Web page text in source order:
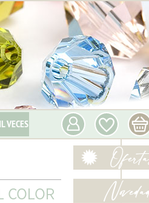
VECES
COLOR